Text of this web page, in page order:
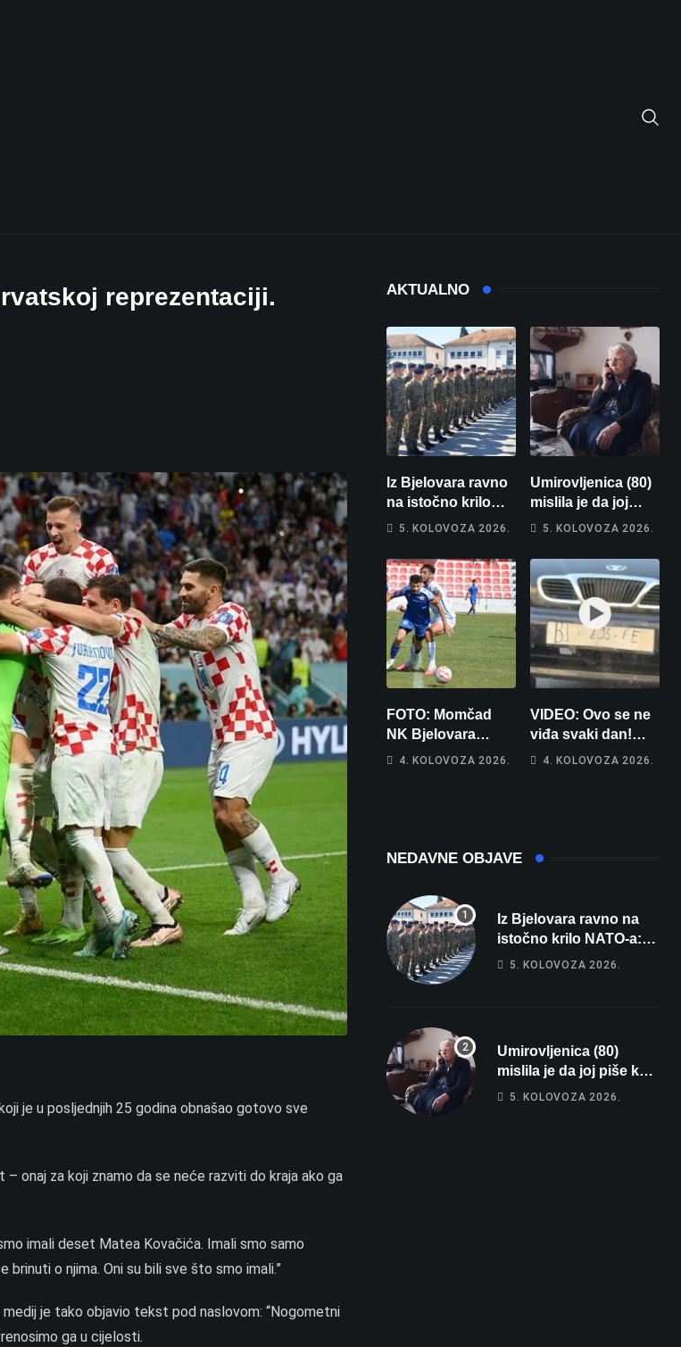
reprezentaciji.
je u posljednjih 25 godina obnašao gotovo sve
onaj za koji znamo da se neće razviti do kraja ako ga
imali deset Matea Kovačića. Imali smo samo
o njima. Oni su bili sve što smo imali.”
medij je tako objavio tekst pod naslovom: “Nogometni
ga u cijelosti.
AKTUALNO
Iz Bjelovara ravno
na istočno krilo
NATO-a: Evo kamo
vojnika i 6
vojnikinja
5. KOLOVOZA 2026.
Umirovljenica (80)
mislila je da joj
piše kći pa ostala
5. KOLOVOZA 2026.
FOTO: Momčad
NK Bjelovara
poprima jesenski
4. KOLOVOZA 2026.
VIDEO: Ovo se ne
viđa svaki dan!
Netko je na auto
4. KOLOVOZA 2026.
NEDAVNE OBJAVE
Iz Bjelovara ravno na
istočno krilo NATO-a:
Evo kamo odlazi 82
5. KOLOVOZA 2026.
Umirovljenica (80)
mislila je da joj piše kći
pa ostala bez 1000 eura
5. KOLOVOZA 2026.